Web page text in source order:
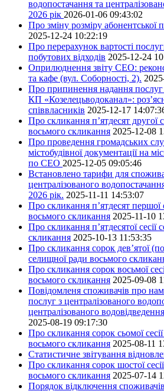
водопостачання та
2026 рік 2026-01-06 09:43:02
Про зміну розміру абонентської
2025-12-24 10:22:19
Про перерахунок вартості
побутових відходів 2025-12-24
Оприлюднення звіту СЕО:
та кафе (вул. Соборності, 2).
Про припинення надання послуг
КП «Козелецьводоканал»:
співвласників 2025-12-17
Про скликання п’ятдесят другої
восьмого скликання 2025-12-08
Про проведення громадських
містобудівної документації на
по СЕО 2025-12-05 09:05:46
Встановлено тарифи для
централізованого
2026 рік. 2025-11-11 14:53:07
Про скликання п’ятдесят першої
восьмого скликання 2025-11-10
Про скликання п’ятдесятої
скликання 2025-10-13 11:53:35
Про скликання сорок дев’ятої
селищної ради восьмого
Про скликання сорок восьмої
восьмого скликання 2025-09-08
Повідомленя споживачів про
послуг з централізованого
централізованого
2025-08-19 09:17:30
Про скликання сорок сьомої
восьмого скликання 2025-08-11
Статистичне звітування
Про скликання сорок шостої
восьмого скликання 2025-07-14
Порядок відключення